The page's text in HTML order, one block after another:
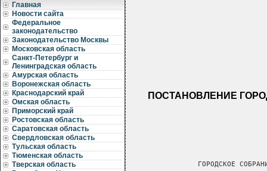
Главная
Новости сайта
Федеральное
законодательство
Законодательство Москвы
Московская область
Санкт-Петербург и
Ленинградская область
Амурская область
Воронежская область
Краснодарский край
Омская область
Приморский край
Ростовская область
Саратовская область
Свердловская область
Тульская область
Тюменская область
Тверская область
ПОСТАНОВЛЕНИЕ